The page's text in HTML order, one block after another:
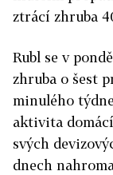
ztrácí zhruba
Rubl se v
zhruba o šest
minulého
aktivita
svých
dnech